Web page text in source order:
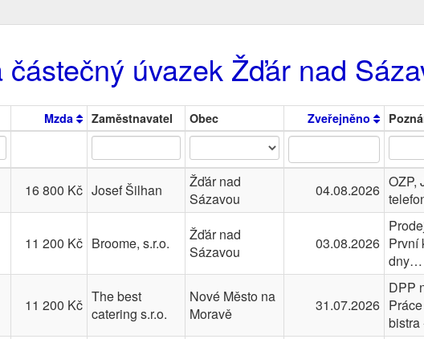
úvazek Žďár nad
Mzda Zaměstnavatel Obec Zveřejněno
16 800 Kč Josef Šilhan
Žďár nad
Sázavou
04.08.2026 OZP,
11 200 Kč Broome, s.r.o.
Žďár nad
Sázavou
03.08.2026 První
dny…
11 200 Kč The best
catering s.r.o.
Nové Město na
Moravě
31.07.2026
DPP